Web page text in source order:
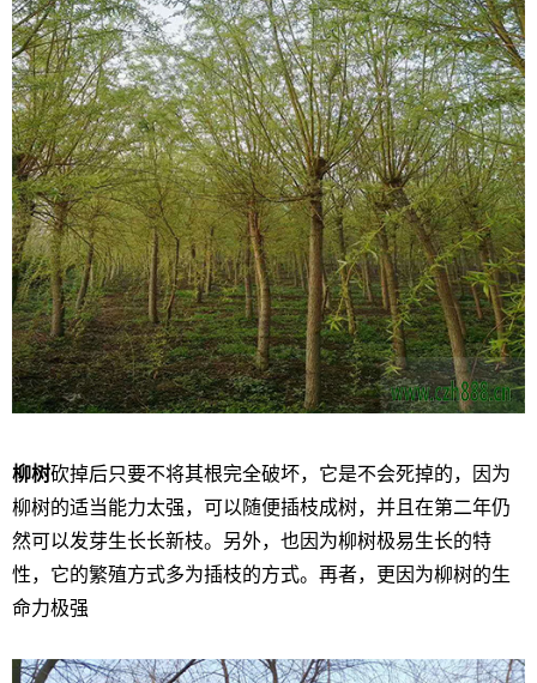
柳树砍掉后只要不将其根完全破坏，它是不会死掉的，因为
柳树的适当能力太强，可以随便插枝成树，并且在第二年仍
然可以发芽生长长新枝。另外，也因为柳树极易生长的特
性，它的繁殖方式多为插枝的方式。再者，更因为柳树的生
命力极强